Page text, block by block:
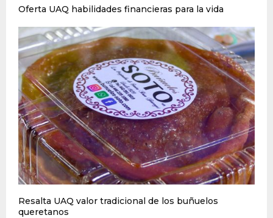
Oferta UAQ habilidades financieras para la vida
Resalta UAQ valor tradicional de los buñuelos
queretanos